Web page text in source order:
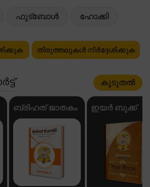
ഫുട്ബോൾ ഹോക്കി
തിരുത്തലുകൾ നിർദ്ദേശിക്കുക
കൂടുതൽ
ബ്രിഹത് ജാതകം ഇയർ ബുക്ക്